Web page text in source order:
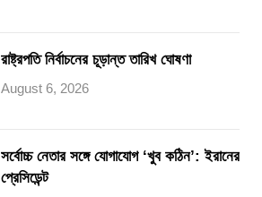
রাষ্ট্রপতি নির্বাচনের চূড়ান্ত তারিখ ঘোষণা
August 6, 2026
সর্বোচ্চ নেতার সঙ্গে যোগাযোগ ‘খুব কঠিন’: ইরানের
প্রেসিডেন্ট